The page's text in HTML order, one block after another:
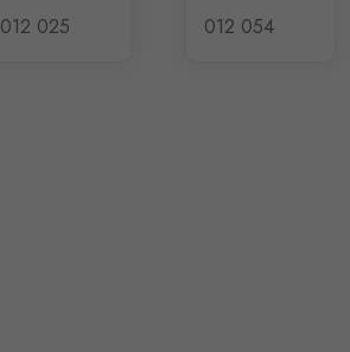
012 025
012 054